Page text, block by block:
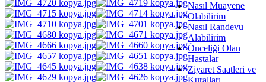
Nasıl Muayene
Olabilirim
Nasıl Randevu
Alabilirim
Önceliği Olan
Hastalar
Ziyaret Saatleri ve
Kuralları